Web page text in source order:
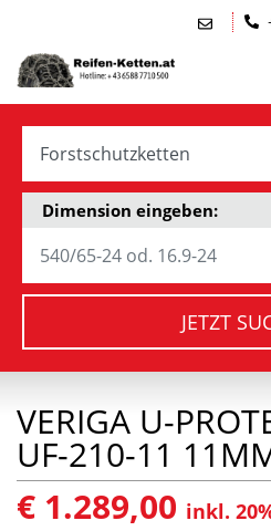
Zum Inhalt springen (Alt+0)
Zum Hauptmenü springen
Dimension eingeben:
JETZT
VERIGA U-
UF-210-11
€ 1.289,00 inkl.